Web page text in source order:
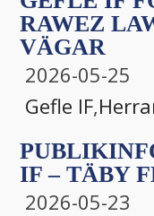
RAWEZ
VÄGAR
2026-05-25
Gefle IF,
IF – TÄBY
2026-05-23